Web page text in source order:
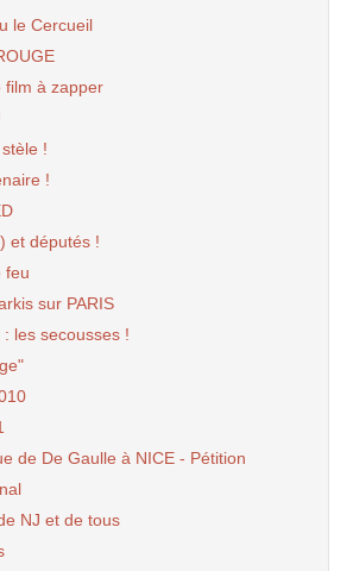
le Cercueil
film à zapper
!
!
et députés !
feu
sur PARIS
les secousses !
de De Gaulle à NICE - Pétition
NJ et de tous